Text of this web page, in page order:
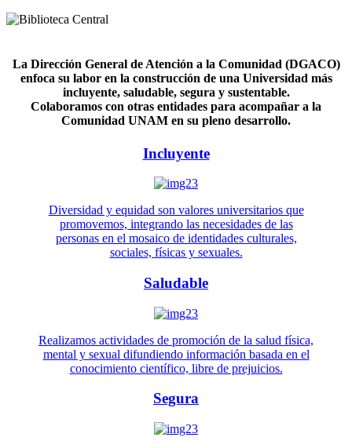
La Dirección General de Atención a la Comunidad (DGACO)
enfoca su labor en la construcción de una Universidad más
incluyente, saludable, segura y sustentable.
Colaboramos con otras entidades para acompañar a la
Comunidad UNAM en su pleno desarrollo.
Incluyente
Diversidad y equidad son valores universitarios que
promovemos, integrando las necesidades de las
personas en el mosaico de identidades culturales,
sociales, físicas y sexuales.
Saludable
Realizamos actividades de promoción de la salud física,
mental y sexual difundiendo información basada en el
conocimiento científico, libre de prejuicios.
Segura